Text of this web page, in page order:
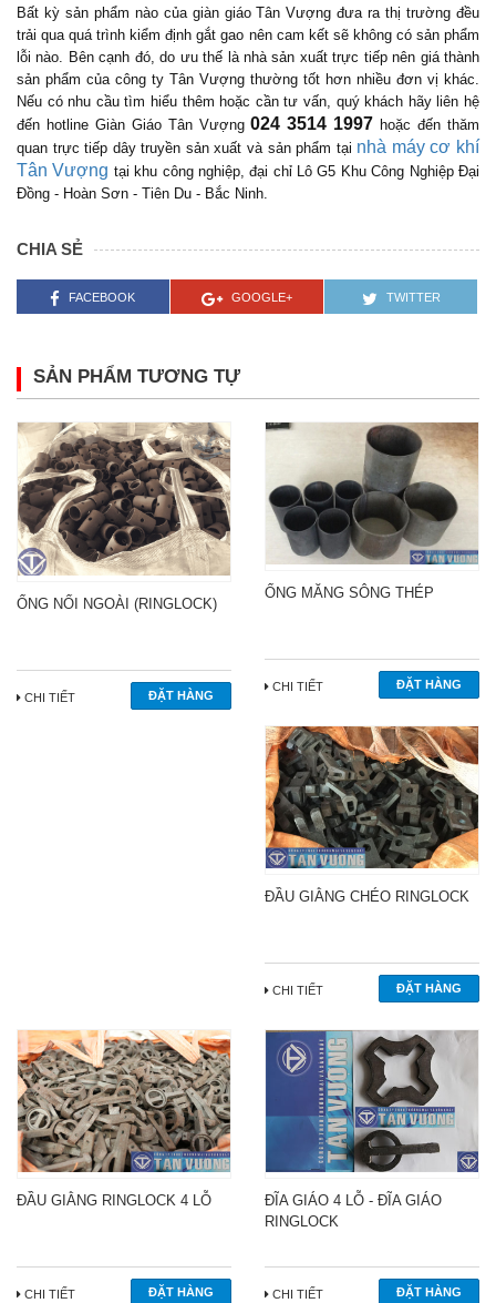
Bất kỳ sản phẩm nào của giàn giáo Tân Vượng đưa ra thị trường đều
trải qua quá trình kiểm định gắt gao nên cam kết sẽ không có sản phẩm
lỗi nào. Bên cạnh đó, do ưu thế là nhà sản xuất trực tiếp nên giá thành
sản phẩm của công ty Tân Vượng thường tốt hơn nhiều đơn vị khác.
Nếu có nhu cầu tìm hiểu thêm hoặc cần tư vấn, quý khách hãy liên hệ
đến hotline Giàn Giáo Tân Vượng024 3514 1997 hoặc đến thăm
quan trực tiếp dây truyền sản xuất và sản phẩm tại nhà máy cơ khí
Tân Vượng tại khu công nghiệp, đại chỉ Lô G5 Khu Công Nghiệp Đại
Đồng - Hoàn Sơn - Tiên Du - Bắc Ninh.
CHIA SẺ
FACEBOOK GOOGLE+ TWITTER
SẢN PHẨM TƯƠNG TỰ
ỐNG NỐI NGOÀI (RINGLOCK)
CHI TIẾT
ỐNG MĂNG SÔNG THÉP
CHI TIẾT
ĐẦU GIẰNG CHÉO RINGLOCK
CHI TIẾT
ĐẦU GIẰNG RINGLOCK 4 LỖ
CHI TIẾT
ĐĨA GIÁO 4 LỖ - ĐĨA GIÁO
RINGLOCK
CHI TIẾT